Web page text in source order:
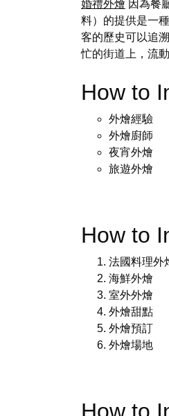
婚禮外燴 因為餐
料）的提供是一
客的歷史可以追
忙的街道上，流
How to
外燴經驗
外燴廚師
夜宵外燴
旅遊外燴
How to
法國料理外
海鮮外燴
室外外燴
外燴甜點
外燴預訂
外燴場地
How to